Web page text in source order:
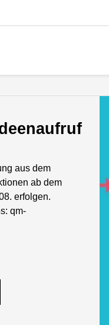
aus dem
ab dem
erfolgen.
qm-